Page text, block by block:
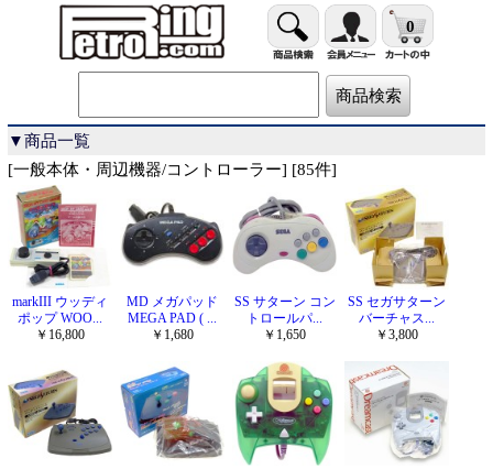
0
▼商品一覧
[一般本体・周辺機器/コントローラー] [85件]
markIII ウッディ
ポップ WOO...
￥16,800
MD メガパッド
MEGA PAD ( ...
￥1,680
SS サターン コン
トロールパ...
￥1,650
SS セガサターン
バーチャス...
￥3,800